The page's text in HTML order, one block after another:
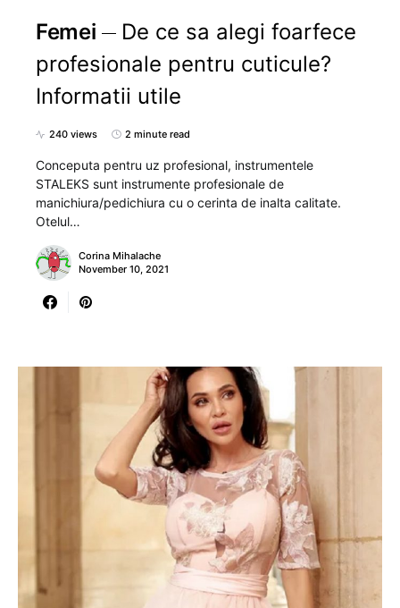
Femei
De ce sa alegi foarfece
profesionale pentru cuticule?
Informatii utile
240 views 2 minute read
Conceputa pentru uz profesional, instrumentele
STALEKS sunt instrumente profesionale de
manichiura/pedichiura cu o cerinta de inalta calitate.
Otelul…
Corina Mihalache
November 10, 2021